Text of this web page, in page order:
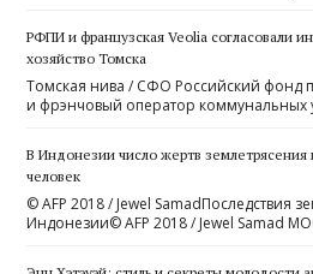
РФПИ и французская Veolia согласовали
хозяйство Томска
Томская нива / СФО Российский фонд
и фрэнчовый оператор коммунальных
В Индонезии число жертв землетрясения
человек
© AFP 2018 / Jewel SamadПоследствия
Индонезии© AFP 2018 / Jewel Samad